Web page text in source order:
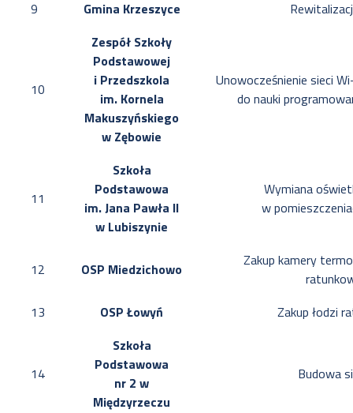
9
Gmina Krzeszyce
10
Zespół Szkoły
Podstawowej
i Przedszkola
im. Kornela
Makuszyńskiego
w Zębowie
Unowocześnienie sieci
do nauki
11
Szkoła
Podstawowa
im. Jana Pawła II
w Lubiszynie
Wymiana
w
12 OSP Miedzichowo
Zakup kamery
13
OSP Łowyń Zakup łodzi
14
Szkoła
Podstawowa
nr 2 w
Międzyrzeczu
Budowa